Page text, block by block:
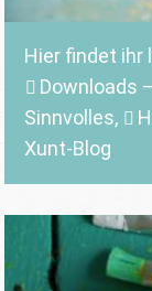
Hier findet ihr
Downloads
Sinnvolles,
Xunt-Blog